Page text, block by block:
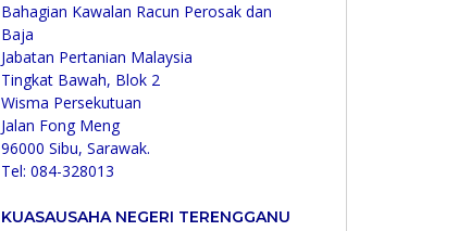
Bahagian Kawalan Racun Perosak dan
Baja
Jabatan Pertanian Malaysia
Tingkat Bawah, Blok 2
Wisma Persekutuan
Jalan Fong Meng
96000 Sibu, Sarawak.
Tel: 084-328013
KUASAUSAHA NEGERI TERENGGANU